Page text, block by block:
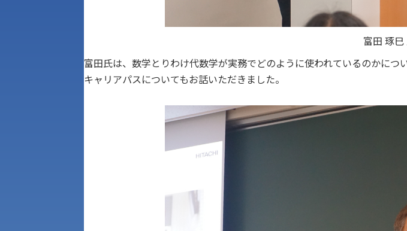
富田 琢巳
富田氏は、数学とりわけ代数学が実務でどのように使われているのかに
キャリアパスについてもお話いただきました。